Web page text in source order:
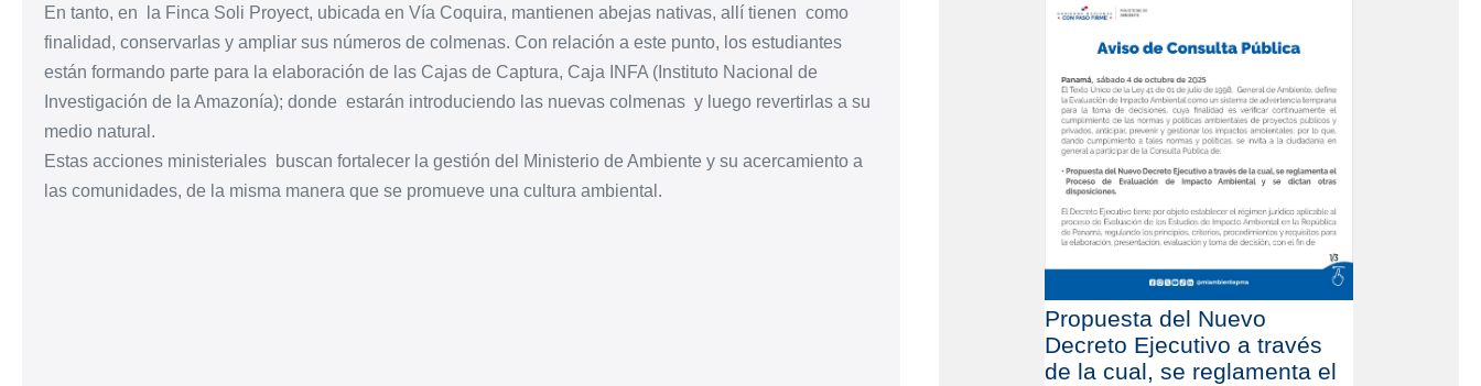
En tanto, en la Finca Soli Proyect, ubicada en Vía Coquira, mantienen abejas nativas, allí tienen como
finalidad, conservarlas y ampliar sus números de colmenas. Con relación a este punto, los estudiantes
están formando parte para la elaboración de las Cajas de Captura, Caja INFA (Instituto Nacional de
Investigación de la Amazonía); donde estarán introduciendo las nuevas colmenas y luego revertirlas a su
medio natural.
Estas acciones ministeriales buscan fortalecer la gestión del Ministerio de Ambiente y su acercamiento a
las comunidades, de la misma manera que se promueve una cultura ambiental.
Propuesta del Nuevo
Decreto Ejecutivo a través
de la cual, se reglamenta el